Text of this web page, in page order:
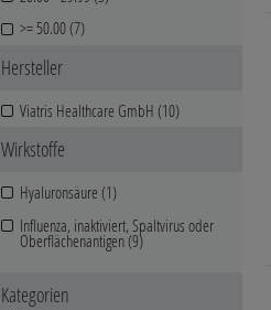
>= 50.00 (7)
Hersteller
Viatris Healthcare GmbH (10)
Wirkstoffe
Hyaluronsäure (1)
Influenza, inaktiviert, Spaltvirus oder
Oberflächenantigen (9)
Kategorien